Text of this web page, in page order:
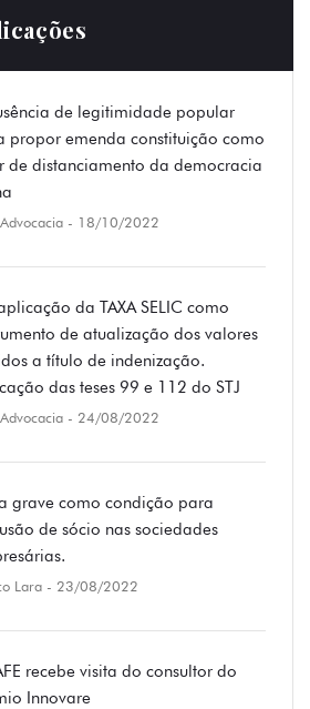
de legitimidade popular
propor emenda constituição como
de distanciamento da democracia
- 18/10/2022
da TAXA SELIC como
de atualização dos valores
a título de indenização.
das teses 99 e 112 do STJ
- 24/08/2022
grave como condição para
de sócio nas sociedades
Lara - 23/08/2022
recebe visita do consultor do
Innovare